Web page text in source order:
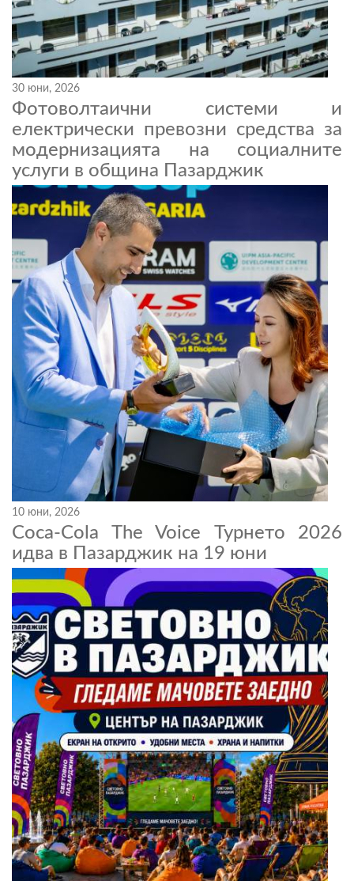
30 юни, 2026
Фотоволтаични системи и
електрически превозни средства за
модернизацията на социалните
услуги в община Пазарджик
10 юни, 2026
Coca-Cola The Voice Турнето 2026
идва в Пазарджик на 19 юни